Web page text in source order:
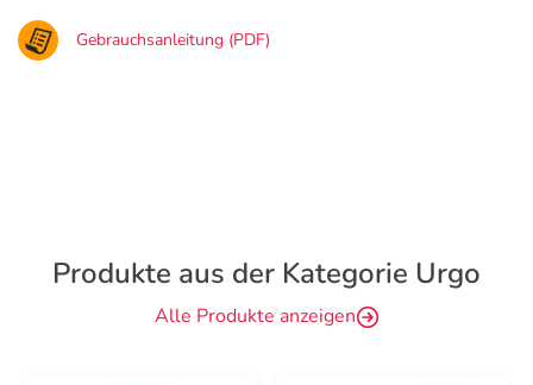
Gebrauchsanleitung (PDF)
Produkte aus der Kategorie Urgo
Alle Produkte anzeigen